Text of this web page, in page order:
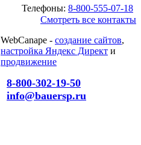
Телефоны: 8-800-555-07-18
Смотреть все контакты
WebCanape - создание сайтов,
настройка Яндекс Директ и
продвижение
8-800-302-19-50
info@bauersp.ru